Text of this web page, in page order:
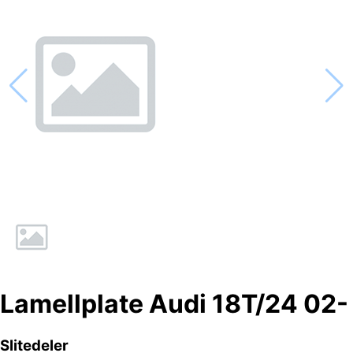
Lamellplate Audi 18T/24 02-
Slitedeler